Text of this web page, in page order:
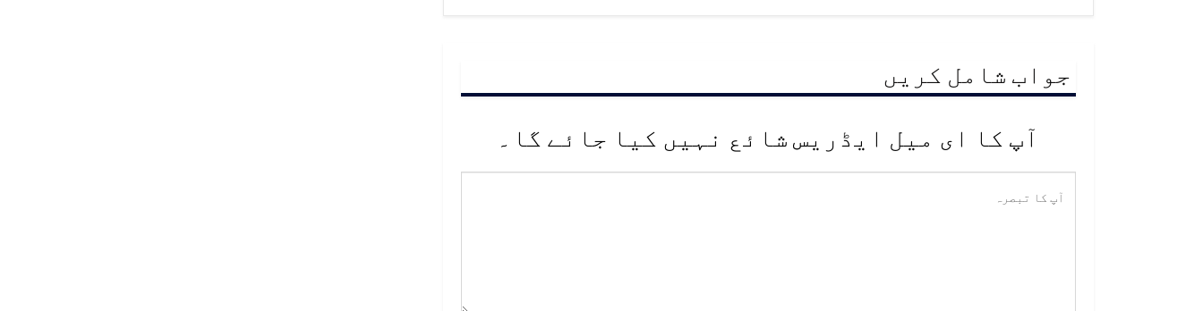
جواب شامل کریں
آپ کا ای میل ایڈریس شائع نہیں کیا جائے گا۔